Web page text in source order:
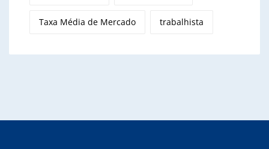
Taxa Média de Mercado trabalhista